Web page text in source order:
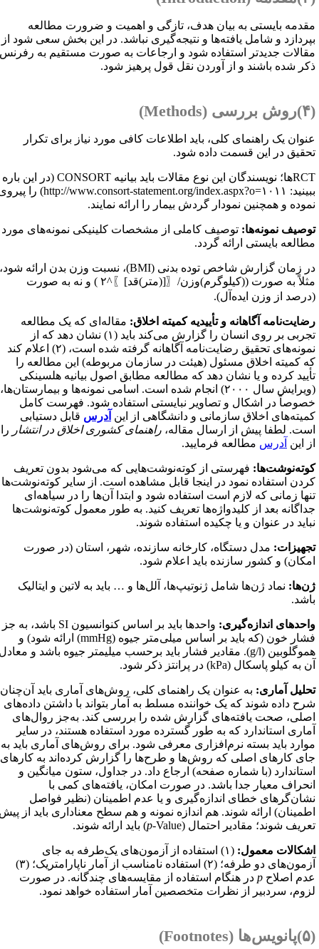
بایستی به بیان هدف،‌ تازگی و اهمیت و ضرورت مطالعه
و شامل یافته‌ها و نتیجه‌گیری نباشد. در این بخش سعی شود از
جدیدتر استفاده شود و ارجاعات به صورت مستقیم به رفرنس
شده باشند و از آوردن نقل قول پرهیز شود.
Methods
)
یک راهنمای کلی، باید اطلاعات کافی مورد نیاز برای تکرار
در این قسمت داده شود.
ها؛ نویسندگان این نوع مقالات باید بیانیهCONSORT(در این باره
http://www.consort-statement.org/index.aspx?o=۱۰۱۱) را پیروی
و همچنین نمودار گردش بیمار را ارائه نمایند.
نمونه‌ها:توصیف کاملی از مشخصات کلینیکی نمونه‌های مورد
بایستی ارائه گردد.
زمان گزارش شاخص توده بدنی ( BMI)، نسبت وزن بدن ارائه شود،
مثلاً به صورت ((کیلوگرم)وزن/〖[(متر)قد]〗^۲ ) و نه به صورت
از وزن ایده‌آل).
آگاهانه و تأییدیه کمیته اخلاق:مقاله‌ای که یک مطالعه
تجربی بر روی انسان را گزارش می‌کند باید (۱) نشان دهد که از
نمونه‌های تحقیق رضایت‌نامه آگاهانه گرفته شده است، (۲) اعلام کند
کمیته اخلاق مسئول (هیئت در سازمان مربوطه) این مطالعه را
کرده و یا نشان دهد که مطالعه مطابق اصول بیانیه هلسینکی
(ویرایش سال ۲۰۰۰) انجام شده است. اسامی نمونه‌ها و بیمارستان‌ها،
در اشکال و تصاویر نبایستی استفاده شود. فهرست کامل
اخلاق سازمانی و دانشگاهی از اینآدرسقابل دستیابی
لطفا پیش از ارسال مقاله،راهنمای کشوری اخلاق در انتشاررا
اینآدرسمطالعه فرمایید.
فهرستی از کوته‌نوشت‌هایی که می‌شود بدون تعریف
استفاده نمود در اینجا قابل مشاهده است. از سایر کوته‌نوشت‌ها
زمانی که لازم است استفاده شود و ابتدا آن‌ها را در سیاهه‌ای
بعد از کلیدواژه‌ها تعریف کنید. به طور معمول کوته‌نوشت‌ها
در عنوان و یا چکیده استفاده شوند.
مدل دستگاه، کارخانه سازنده، شهر، استان (در صورت
و کشور سازنده باید اعلام شود.
نماد ژن‌ها شامل ژنوتیپ‌ها، آلل‌ها و … باید به لاتین و ایتالیک
اندازه‌گیری:واحدها باید بر اساس کنوانسیونSIباشد، به جز
خون (که باید بر اساس میلی‌متر جیوه ( mmHg) ارائه شود) و
(
g/l). مقادیر فشار باید برحسب میلیمتر جیوه باشد و معادل
به کیلو پاسکال ( kPa) در پرانتز ذکر شود.
آماری:به عنوان یک راهنمای کلی، روش‌های آماری باید آن‌چنان
داده شوند که یک خواننده مسلط به آمار بتواند با داشتن داده‌های
صحت یافته‌های گزارش شده را بررسی کند. به‌جز روال‌های
استاندارد که به طور گسترده مورد استفاده هستند، در سایر
باید بسته نرم‌افزاری معرفی شود. برای روش‌های آماری باید به
کارهای اصلی که روش‌ها و طرح‌ها را گزارش کرده‌اند به کارهای
(با شماره صفحه) ارجاع داد. در جداول، ستون میانگین و
معیار جدا باشد. در صورت امکان، یافته‌های کمی با
خطای اندازه‌گیری و یا عدم اطمینان (نظیر فواصل
ارائه شوند. هم اندازه نمونه و هم سطح معناداری باید از پیش
شوند؛ مقادیر احتمال (
p-Value ) باید ارائه شوند.
معمول:
(۱) استفاده از آزمون‌های یک‌طرفه به جای
آزمون‌های دو طرفه؛ (۲) استفاده نامناسب از آمار ناپارامتریک؛ (۳)
اصلاحp در هنگام استفاده از مقایسه‌های چندگانه. در صورت
سردبیر از نظرات متخصصین آمار استفاده خواهد نمود.
Footnotes
)